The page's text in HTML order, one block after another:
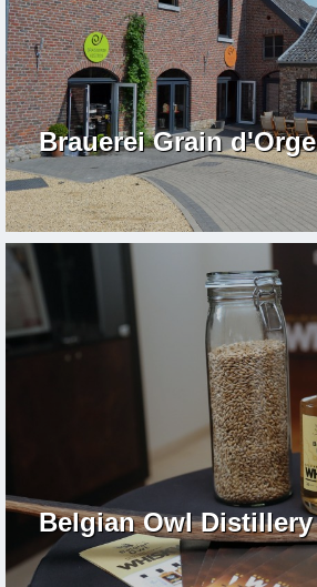
Brauerei Grain d'Orge
Belgian Owl Distillery